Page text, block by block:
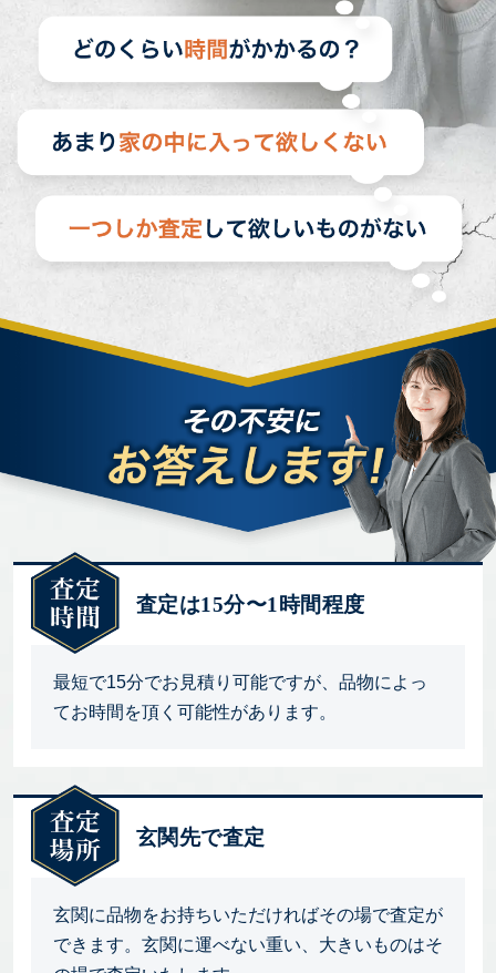
査定は15分〜1時間程度
最短で15分でお見積り可能ですが、品物によっ
てお時間を頂く可能性があります。
玄関先で査定
玄関に品物をお持ちいただければその場で査定が
できます。玄関に運べない重い、大きいものはそ